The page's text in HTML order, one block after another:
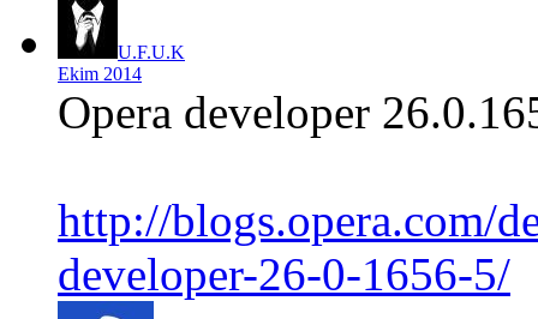
U.F.U.K
Ekim 2014
Opera developer
http://blogs.opera.com/
developer-26-0-1656-5/